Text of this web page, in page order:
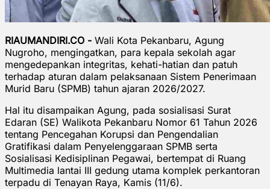
RIAUMANDIRI.CO - Wali Kota Pekanbaru, Agung
Nugroho, mengingatkan, para kepala sekolah agar
mengedepankan integritas, kehati-hatian dan patuh
terhadap aturan dalam pelaksanaan Sistem Penerimaan
Murid Baru (SPMB) tahun ajaran 2026/2027.
Hal itu disampaikan Agung, pada sosialisasi Surat
Edaran (SE) Walikota Pekanbaru Nomor 61 Tahun 2026
tentang Pencegahan Korupsi dan Pengendalian
Gratifikasi dalam Penyelenggaraan SPMB serta
Sosialisasi Kedisiplinan Pegawai, bertempat di Ruang
Multimedia lantai III gedung utama komplek perkantoran
terpadu di Tenayan Raya, Kamis (11/6).